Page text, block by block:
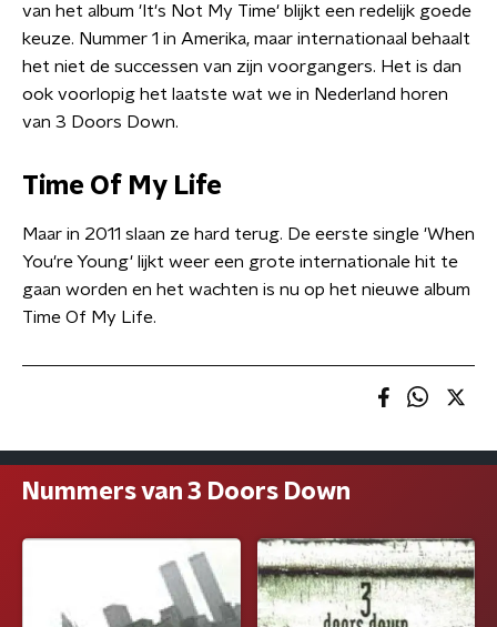
van het album 'It's Not My Time' blijkt een redelijk goede
keuze. Nummer 1 in Amerika, maar internationaal behaalt
het niet de successen van zijn voorgangers. Het is dan
ook voorlopig het laatste wat we in Nederland horen
van 3 Doors Down.
Time Of My Life
Maar in 2011 slaan ze hard terug. De eerste single 'When
You're Young' lijkt weer een grote internationale hit te
gaan worden en het wachten is nu op het nieuwe album
Time Of My Life.
Nummers van 3 Doors Down